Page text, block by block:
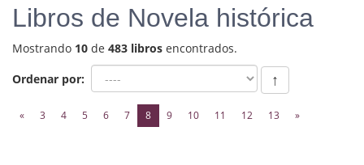
MATERIAS
Astrología. Ocultismo
Autoayuda. Conocimiento personal
Libros de Novela histórica
Mostrando 10 de 483 libros encontrados.
Ordenar por:
↑
« 3 4 5 6 7 8(current)
9 10 11 12 13 »